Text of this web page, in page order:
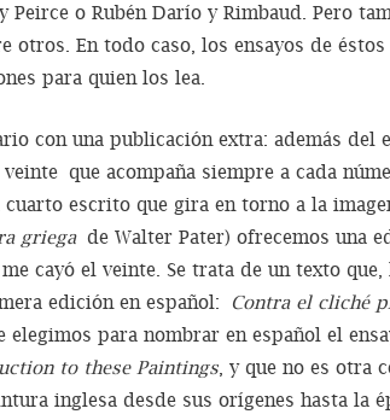
Peirce o Rubén Darío y Rimbaud. Pero
otros. En todo caso, los ensayos de éstos
para quien los lea.
con una publicación extra: además del
que acompaña siempre a cada
escrito que gira en torno a la
griegade Walter Pater) ofrecemos una
cayó el veinte. Se trata de un texto que,
edición en español: Contra el cliché
elegimos para nombrar en español el
to these Paintings , y que no es otra
inglesa desde sus orígenes hasta la